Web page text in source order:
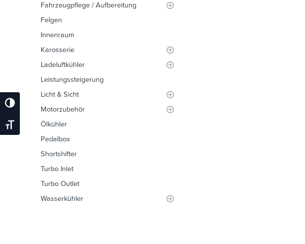
Umschalten Auf Hohe Kontraste
Schrift Vergrößern
Fahrzeugpflege / Aufbereitung
Felgen
Innenraum
Karosserie
Ladeluftkühler
Leistungssteigerung
Licht & Sicht
Motorzubehör
Ölkühler
Pedalbox
Shortshifter
Turbo Inlet
Turbo Outlet
Wasserkühler